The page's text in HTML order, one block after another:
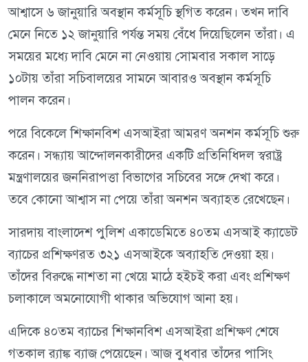
আশ্বাসে ৬ জানুয়ারি অবস্থান কর্মসূচি স্থগিত করেন। তখন দাবি
মেনে নিতে ১২ জানুয়ারি পর্যন্ত সময় বেঁধে দিয়েছিলেন তাঁরা। এ
সময়ের মধ্যে দাবি মেনে না নেওয়ায় সোমবার সকাল সাড়ে
১০টায় তাঁরা সচিবালয়ের সামনে আবারও অবস্থান কর্মসূচি
পালন করেন।
পরে বিকেলে শিক্ষানবিশ এসআইরা আমরণ অনশন কর্মসূচি শুরু
করেন। সন্ধ্যায় আন্দোলনকারীদের একটি প্রতিনিধিদল স্বরাষ্ট্র
মন্ত্রণালয়ের জননিরাপত্তা বিভাগের সচিবের সঙ্গে দেখা করে।
তবে কোনো আশ্বাস না পেয়ে তাঁরা অনশন অব্যাহত রেখেছেন।
সারদায় বাংলাদেশ পুলিশ একাডেমিতে ৪০তম এসআই ক্যাডেট
ব্যাচের প্রশিক্ষণরত ৩২১ এসআইকে অব্যাহতি দেওয়া হয়।
তাঁদের বিরুদ্ধে নাশতা না খেয়ে মাঠে হইচই করা এবং প্রশিক্ষণ
চলাকালে অমনোযোগী থাকার অভিযোগ আনা হয়।
এদিকে ৪০তম ব্যাচের শিক্ষানবিশ এসআইরা প্রশিক্ষণ শেষে
গতকাল র‍্যাঙ্ক ব্যাজ পেয়েছেন। আজ বুধবার তাঁদের পাসিং